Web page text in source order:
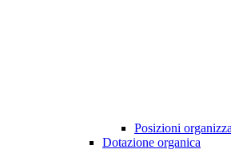
Posizioni
Dotazione organica